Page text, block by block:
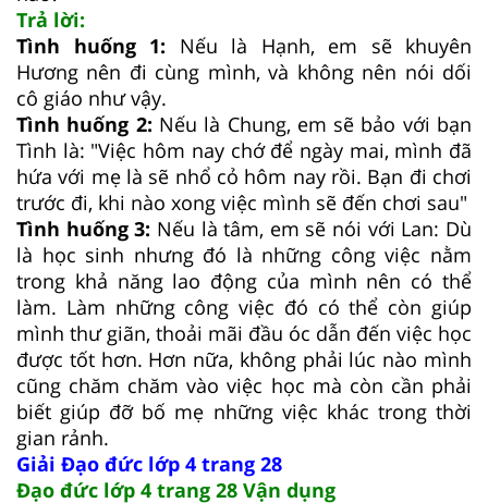
Trả lời:
Tình huống 1: Nếu là Hạnh, em sẽ khuyên
Hương nên đi cùng mình, và không nên nói dối
cô giáo như vậy.
Tình huống 2: Nếu là Chung, em sẽ bảo với bạn
Tình là: "Việc hôm nay chớ để ngày mai, mình đã
hứa với mẹ là sẽ nhổ cỏ hôm nay rồi. Bạn đi chơi
trước đi, khi nào xong việc mình sẽ đến chơi sau"
Tình huống 3: Nếu là tâm, em sẽ nói với Lan: Dù
là học sinh nhưng đó là những công việc nằm
trong khả năng lao động của mình nên có thể
làm. Làm những công việc đó có thể còn giúp
mình thư giãn, thoải mãi đầu óc dẫn đến việc học
được tốt hơn. Hơn nữa, không phải lúc nào mình
cũng chăm chăm vào việc học mà còn cần phải
biết giúp đỡ bố mẹ những việc khác trong thời
gian rảnh.
Giải Đạo đức lớp 4 trang 28
Đạo đức lớp 4 trang 28 Vận dụng